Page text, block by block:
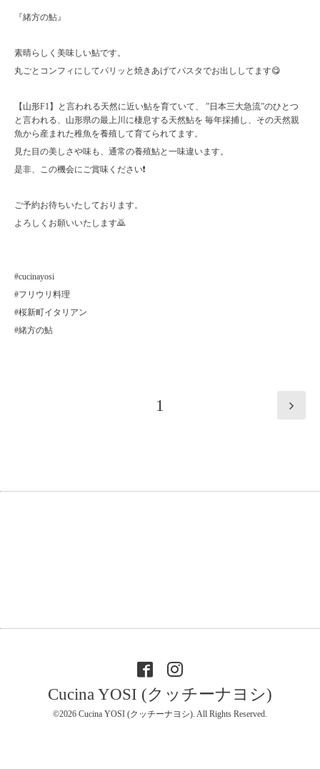
『緒方の鮎』
素晴らしく美味しい鮎です。
丸ごとコンフィにしてパリッと焼きあげてパスタでお出ししてます😋
【山形F1】と言われる天然に近い鮎を育ていて、 ”日本三大急流”のひとつ
と言われる、山形県の最上川に棲息する天然鮎を 毎年採捕し、その天然親
魚から産まれた稚魚を養殖して育てられてます。
見た目の美しさや味も、通常の養殖鮎と一味違います。
是非、この機会にご賞味ください❗️
ご予約お待ちいたしております。
よろしくお願いいたします🙇
#cucinayosi
#フリウリ料理
#桜新町イタリアン
#緒方の鮎
1
Cucina YOSI (クッチーナヨシ)
©2026 Cucina YOSI (クッチーナヨシ). All Rights Reserved.